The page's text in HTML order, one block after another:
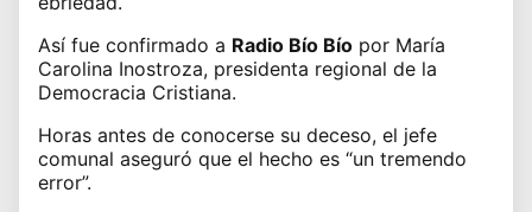
Así fue confirmado a Radio Bío Bío por María
Carolina Inostroza, presidenta regional de la
Democracia Cristiana.
Horas antes de conocerse su deceso, el jefe
comunal aseguró que el hecho es “un tremendo
error”.